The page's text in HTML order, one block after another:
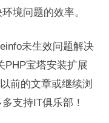
境问题的效率。
未生效问题解决
PHP宝塔安装扩展
前的文章或继续浏
支持IT俱乐部！